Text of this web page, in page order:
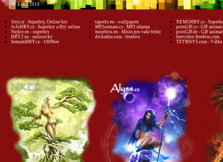
© Enkii 2019
1hry.cz - Superhry, Online hry
JoJoHRY.cz - Superhry a Hry online
Nejhry.eu - superhry
HRY2.eu - onlinovky
SeznamHRY.cz - 1000her
tapetky.eu - wallpapers
MP3seznam.cz - MP3 zdarma
mojefoto.eu - Místo pro vaše fotky
divkadne.com - freefoto
NEMOHRY.cz -
pornGIF.cz - GIF
pornGIF.de - GIF
freevideo-freefoto.com
TETRISYS.com - Válka